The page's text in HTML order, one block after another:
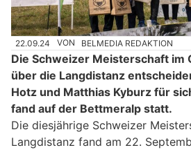
22.09.24 VON BELMEDIA REDAKTION
Die Schweizer Meisterschaft im
über die Langdistanz
Hotz und Matthias Kyburz für
fand auf der Bettmeralp statt.
Die diesjährige Schweizer
Langdistanz fand am 22.